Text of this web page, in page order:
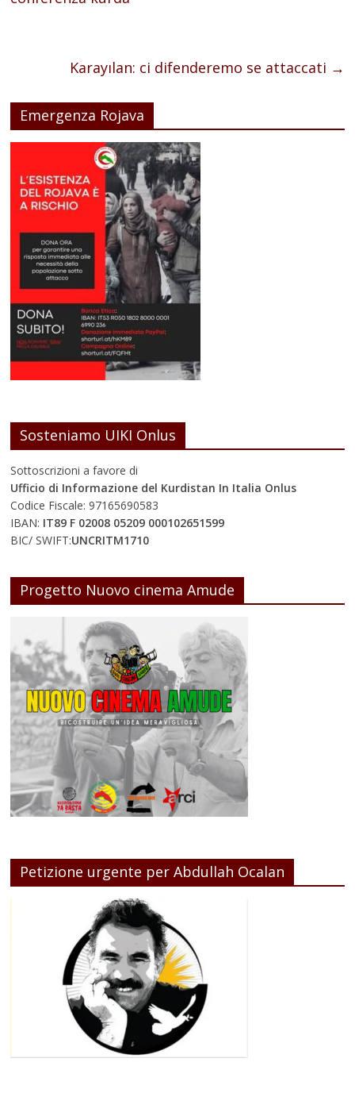
Karayılan: ci difenderemo se attaccati →
Emergenza Rojava
Sosteniamo UIKI Onlus
Sottoscrizioni a favore di
Ufficio di Informazione del Kurdistan In Italia Onlus
Codice Fiscale: 97165690583
IBAN: IT89 F 02008 05209 000102651599
BIC/ SWIFT:UNCRITM1710
Progetto Nuovo cinema Amude
Petizione urgente per Abdullah Ocalan